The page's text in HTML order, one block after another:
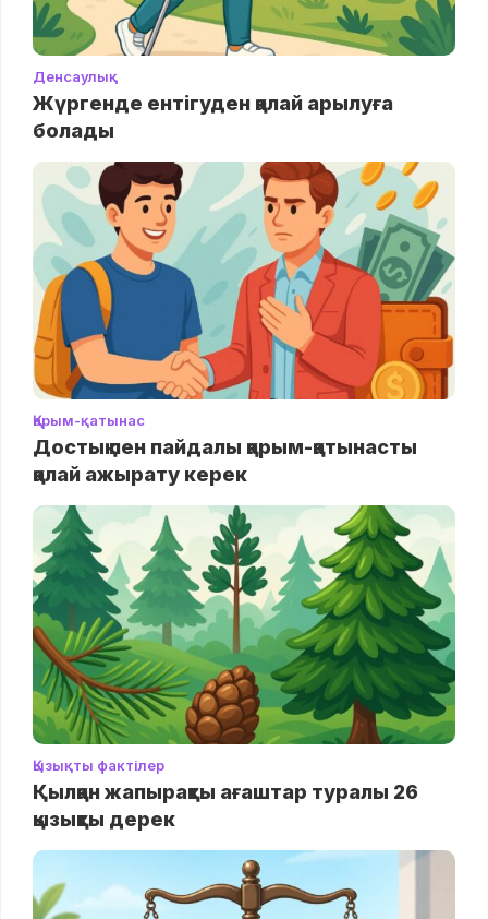
Денсаулық
Жүргенде ентігуден қалай арылуға
болады
Қарым-қатынас
Достық пен пайдалы қарым-қатынасты
қалай ажырату керек
Қызықты фактілер
Қылқан жапырақты ағаштар туралы 26
қызықты дерек